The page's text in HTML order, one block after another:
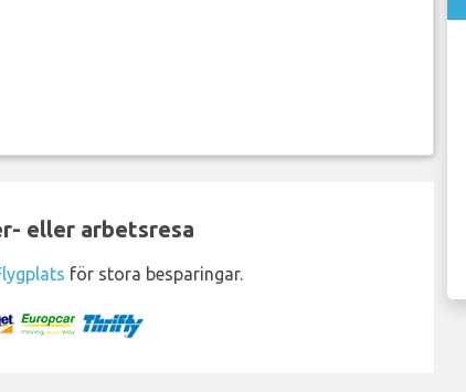
eller arbetsresa
för stora besparingar.